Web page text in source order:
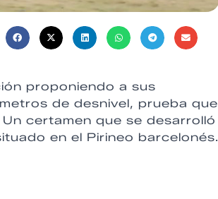
proponiendo a sus
de desnivel, prueba que
certamen que se desarrolló
en el Pirineo barcelonés.